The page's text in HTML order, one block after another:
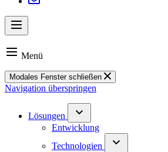
Menü
Modales Fenster schließen
Navigation überspringen
Lösungen
Entwicklung
Technologien